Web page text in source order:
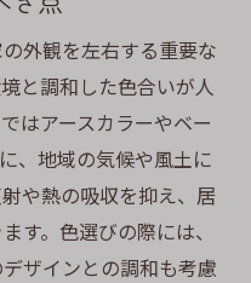
外観を左右する重要な
と調和した色合いが人
はアースカラーやベー
、地域の気候や風土に
や熱の吸収を抑え、居
す。色選びの際には、
ザインとの調和も考慮